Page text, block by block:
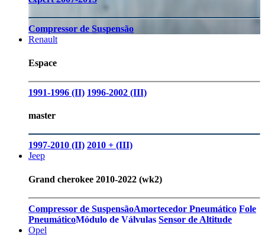
Compressor de Suspensão
Renault
Espace
1991-1996 (II) 1996-2002 (III)
master
1997-2010 (II) 2010 + (III)
Jeep
Grand cherokee 2010-2022 (wk2)
Compressor de SuspensãoAmortecedor Pneumático Fole
PneumáticoMódulo de Válvulas Sensor de Altitude
Opel